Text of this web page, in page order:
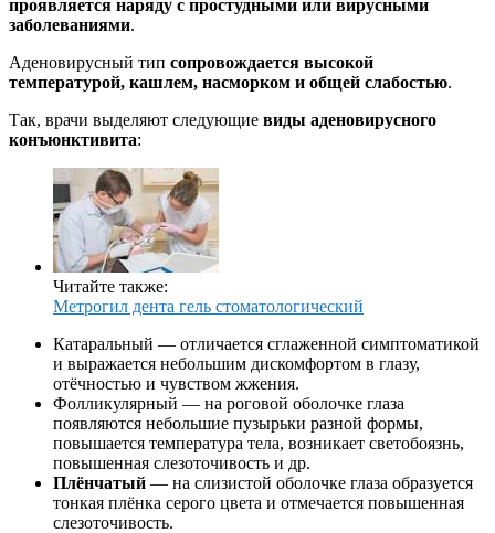
проявляется наряду с простудными или вирусными
заболеваниями.
Аденовирусный тип сопровождается высокой
температурой, кашлем, насморком и общей слабостью.
Так, врачи выделяют следующие виды аденовирусного
конъюнктивита:
Читайте также:
Метрогил дента гель стоматологический
Катаральный — отличается сглаженной симптоматикой
и выражается небольшим дискомфортом в глазу,
отёчностью и чувством жжения.
Фолликулярный — на роговой оболочке глаза
появляются небольшие пузырьки разной формы,
повышается температура тела, возникает светобоязнь,
повышенная слезоточивость и др.
Плёнчатый — на слизистой оболочке глаза образуется
тонкая плёнка серого цвета и отмечается повышенная
слезоточивость.